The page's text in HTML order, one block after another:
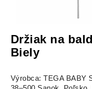
Držiak na
Biely
Výrobca: TEGA BABY